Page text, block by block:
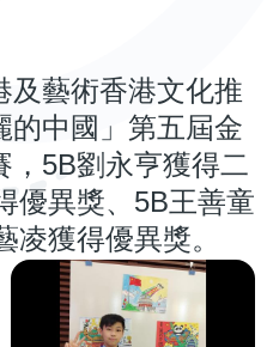
及藝術香港文化推
的中國」第五屆金
5B劉永亨獲得二
優異獎、 5B王善童
凌獲得優異獎。